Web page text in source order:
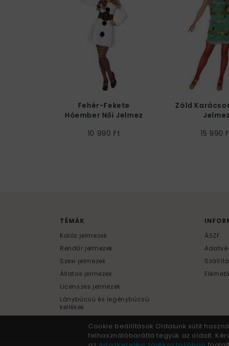
Fehér-Fekete
Hóember Női Jelmez
10 990 Ft
Zöld
Jelmez
15 990
TÉMÁK
Kalóz jelmezek
Rendőr jelmezek
Szexi jelmezek
Állatos jelmezek
Licenszes jelmezek
Lánybúcsú és legénybúcsú
kellékek
ÁSZF
Cookie beállítások Oldalunk sütit
felhasználóbaráttá tegyük az oldalt.